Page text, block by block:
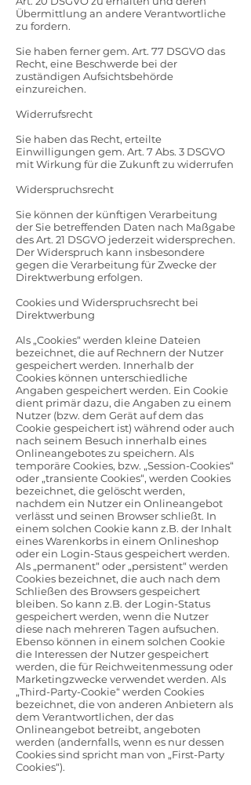
Übermittlung an andere Verantwortliche
zu fordern.
Sie haben ferner gem. Art. 77 DSGVO das
Recht, eine Beschwerde bei der
zuständigen Aufsichtsbehörde
einzureichen.
Widerrufsrecht
Sie haben das Recht, erteilte
Einwilligungen gem. Art. 7 Abs. 3 DSGVO
mit Wirkung für die Zukunft zu widerrufen
Widerspruchsrecht
Sie können der künftigen Verarbeitung
der Sie betreffenden Daten nach Maßgabe
des Art. 21 DSGVO jederzeit widersprechen.
Der Widerspruch kann insbesondere
gegen die Verarbeitung für Zwecke der
Direktwerbung erfolgen.
Cookies und Widerspruchsrecht bei
Direktwerbung
Als „Cookies“ werden kleine Dateien
bezeichnet, die auf Rechnern der Nutzer
gespeichert werden. Innerhalb der
Cookies können unterschiedliche
Angaben gespeichert werden. Ein Cookie
dient primär dazu, die Angaben zu einem
Nutzer (bzw. dem Gerät auf dem das
Cookie gespeichert ist) während oder auch
nach seinem Besuch innerhalb eines
Onlineangebotes zu speichern. Als
temporäre Cookies, bzw. „Session-Cookies“
oder „transiente Cookies“, werden Cookies
bezeichnet, die gelöscht werden,
nachdem ein Nutzer ein Onlineangebot
verlässt und seinen Browser schließt. In
einem solchen Cookie kann z.B. der Inhalt
eines Warenkorbs in einem Onlineshop
oder ein Login-Staus gespeichert werden.
Als „permanent“ oder „persistent“ werden
Cookies bezeichnet, die auch nach dem
Schließen des Browsers gespeichert
bleiben. So kann z.B. der Login-Status
gespeichert werden, wenn die Nutzer
diese nach mehreren Tagen aufsuchen.
Ebenso können in einem solchen Cookie
die Interessen der Nutzer gespeichert
werden, die für Reichweitenmessung oder
Marketingzwecke verwendet werden. Als
„Third-Party-Cookie“ werden Cookies
bezeichnet, die von anderen Anbietern als
dem Verantwortlichen, der das
Onlineangebot betreibt, angeboten
werden (andernfalls, wenn es nur dessen
Cookies sind spricht man von „First-Party
Cookies“).